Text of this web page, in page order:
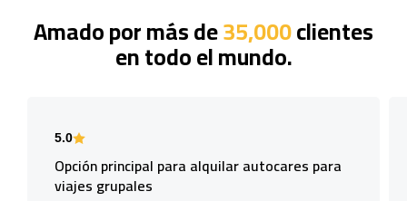
Amado por más de35,000clientes
en todo el mundo.
5.0
Opción principal para alquilar autocares para
viajes grupales